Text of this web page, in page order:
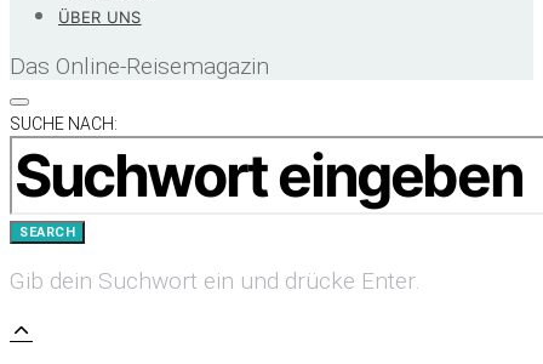
ÜBER UNS
Das Online-Reisemagazin
SUCHE NACH:
SEARCH
Gib dein Suchwort ein und drücke Enter.